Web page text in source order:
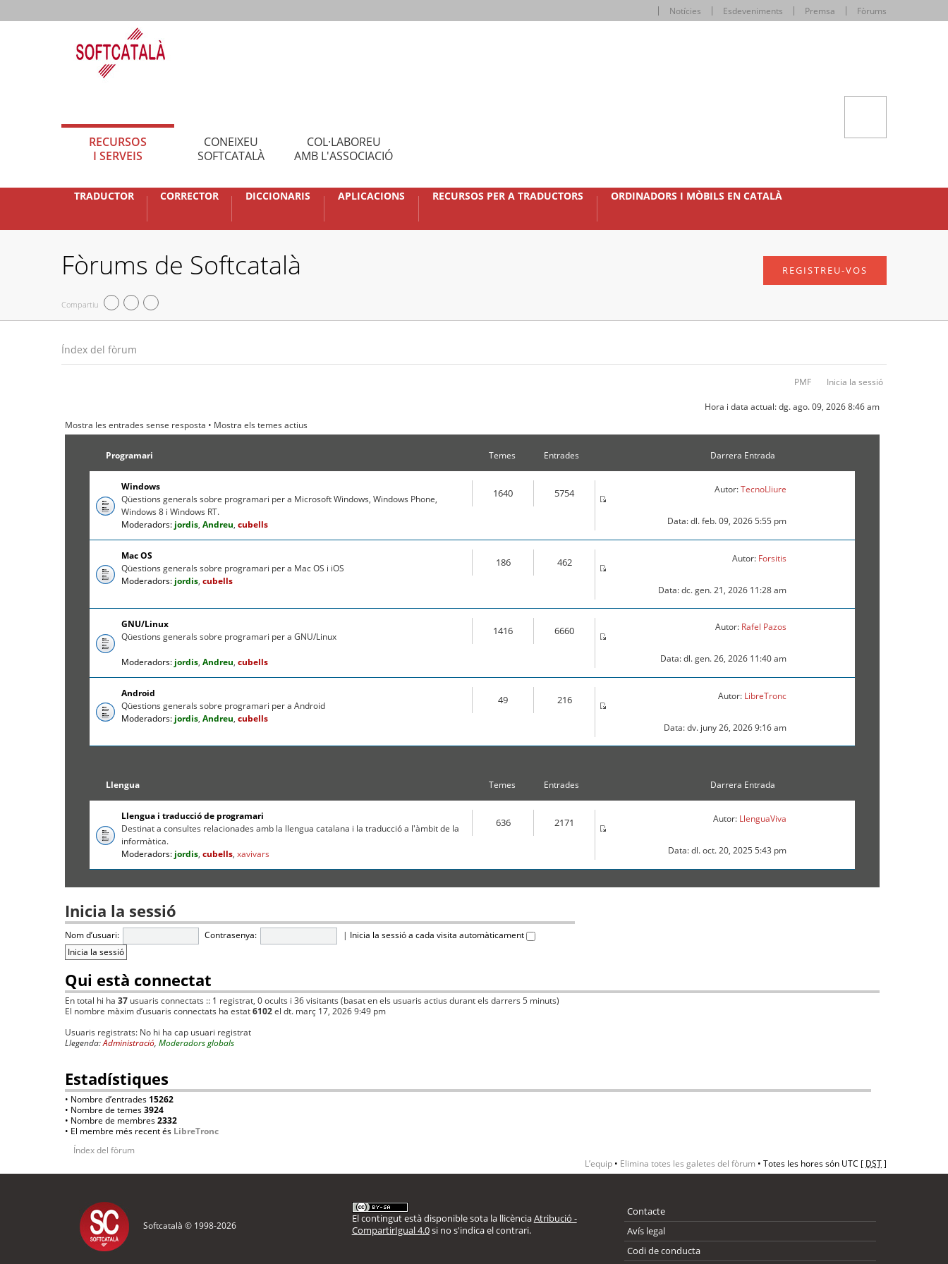
Notícies Esdeveniments Premsa Fòrums
RECURSOS
I SERVEIS
CONEIXEU
SOFTCATALÀ
COL·LABOREU
AMB L'ASSOCIACIÓ
TRADUCTOR CORRECTOR DICCIONARIS APLICACIONS RECURSOS PER A TRADUCTORS ORDINADORS I MÒBILS EN CATALÀ
Fòrums de Softcatalà
Compartiu
REGISTREU-VOS
Índex del fòrum
PMF Inicia la sessió
Hora i data actual: dg. ago. 09, 2026 8:46 am
Mostra les entrades sense resposta • Mostra els temes actius
Programari Temes Entrades Darrera Entrada
Windows
Qüestions generals sobre programari per a Microsoft Windows, Windows Phone,
Windows 8 i Windows RT.
Moderadors: jordis, Andreu, cubells
1640 5754 Autor:TecnoLliure
Data: dl. feb. 09, 2026 5:55 pm
Mac OS
Qüestions generals sobre programari per a Mac OS i iOS
Moderadors: jordis, cubells
186 462 Autor: Forsitis
Data: dc. gen. 21, 2026 11:28 am
GNU/Linux
Qüestions generals sobre programari per a GNU/Linux
Moderadors: jordis, Andreu, cubells
1416 6660 Autor: Rafel Pazos
Data: dl. gen. 26, 2026 11:40 am
Android
Qüestions generals sobre programari per a Android
Moderadors: jordis, Andreu, cubells
49 216 Autor: LibreTronc
Data: dv. juny 26, 2026 9:16 am
Llengua Temes Entrades Darrera Entrada
Llengua i traducció de programari
Destinat a consultes relacionades amb la llengua catalana i la traducció a l'àmbit de la
informàtica.
Moderadors: jordis, cubells, xavivars
636 2171 Autor: LlenguaViva
Data: dl. oct. 20, 2025 5:43 pm
Inicia la sessió
Nom d’usuari: Contrasenya: | Inicia la sessió a cada visita automàticament
Qui està connectat
En total hi ha 37 usuaris connectats :: 1 registrat, 0 ocults i 36 visitants (basat en els usuaris actius durant els darrers 5 minuts)
El nombre màxim d’usuaris connectats ha estat6102el dt. març 17, 2026 9:49 pm
Usuaris registrats: No hi ha cap usuari registrat
Llegenda:Administració, Moderadors globals
Estadístiques
• Nombre d’entrades 15262
• Nombre de temes3924
• Nombre de membres2332
• El membre més recent és LibreTronc
Índex del fòrum
L’equip • Elimina totes les galetes del fòrum • Totes les hores són UTC [ DST]
Softcatalà © 1998-2026
El contingut està disponible sota la llicènciaAtribució -
CompartirIgual 4.0si no s'indica el contrari.
Contacte
Avís legal
Codi de conducta